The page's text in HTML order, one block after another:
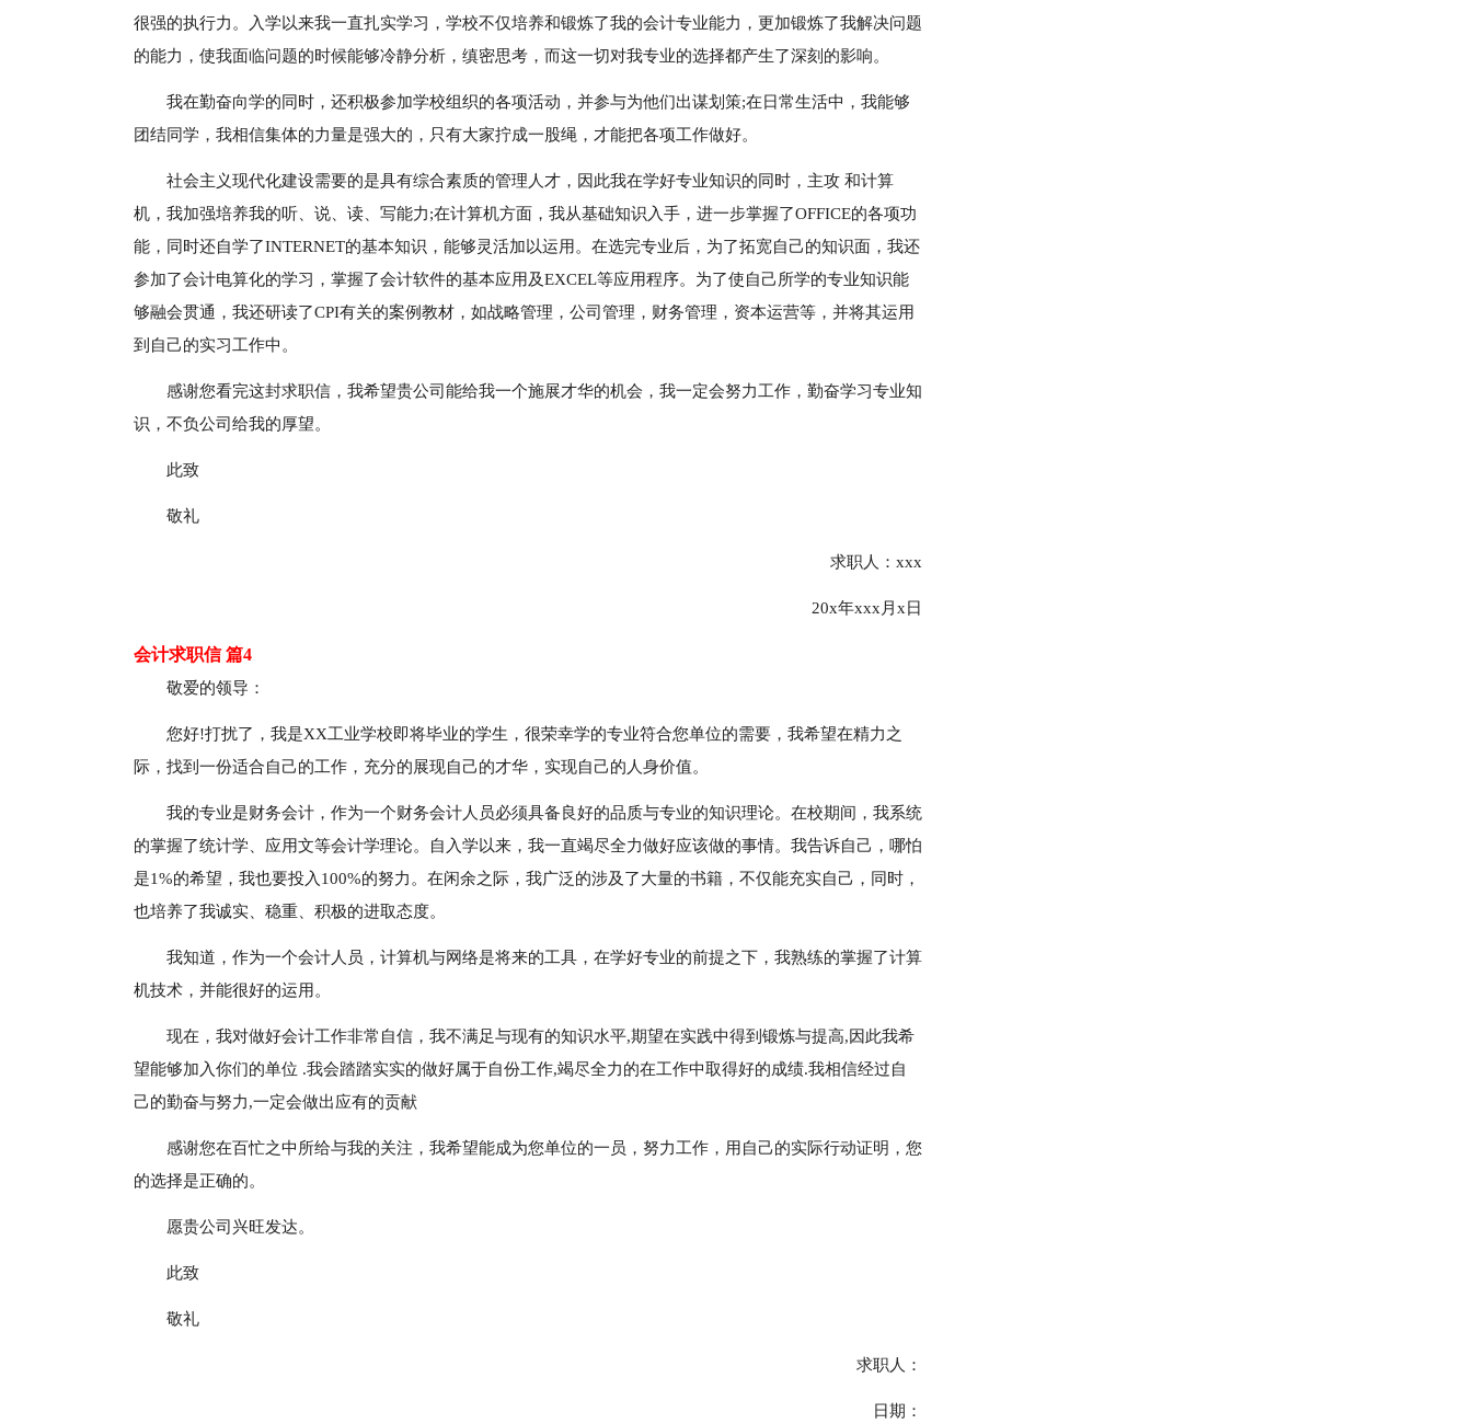
很强的执行力。入学以来我一直扎实学习，学校不仅培养和锻炼了我的会计专业能力，更加锻炼了我解决问题
的能力，使我面临问题的时候能够冷静分析，缜密思考，而这一切对我专业的选择都产生了深刻的影响。
我在勤奋向学的同时，还积极参加学校组织的各项活动，并参与为他们出谋划策;在日常生活中，我能够
团结同学，我相信集体的力量是强大的，只有大家拧成一股绳，才能把各项工作做好。
社会主义现代化建设需要的是具有综合素质的管理人才，因此我在学好专业知识的同时，主攻 和计算
机，我加强培养我的听、说、读、写能力;在计算机方面，我从基础知识入手，进一步掌握了OFFICE的各项功
能，同时还自学了INTERNET的基本知识，能够灵活加以运用。在选完专业后，为了拓宽自己的知识面，我还
参加了会计电算化的学习，掌握了会计软件的基本应用及EXCEL等应用程序。为了使自己所学的专业知识能
够融会贯通，我还研读了CPI有关的案例教材，如战略管理，公司管理，财务管理，资本运营等，并将其运用
到自己的实习工作中。
感谢您看完这封求职信，我希望贵公司能给我一个施展才华的机会，我一定会努力工作，勤奋学习专业知
识，不负公司给我的厚望。
此致
敬礼
求职人：xxx
20x年xxx月x日
会计求职信 篇4
敬爱的领导：
您好!打扰了，我是XX工业学校即将毕业的学生，很荣幸学的专业符合您单位的需要，我希望在精力之
际，找到一份适合自己的工作，充分的展现自己的才华，实现自己的人身价值。
我的专业是财务会计，作为一个财务会计人员必须具备良好的品质与专业的知识理论。在校期间，我系统
的掌握了统计学、应用文等会计学理论。自入学以来，我一直竭尽全力做好应该做的事情。我告诉自己，哪怕
是1%的希望，我也要投入100%的努力。在闲余之际，我广泛的涉及了大量的书籍，不仅能充实自己，同时，
也培养了我诚实、稳重、积极的进取态度。
我知道，作为一个会计人员，计算机与网络是将来的工具，在学好专业的前提之下，我熟练的掌握了计算
机技术，并能很好的运用。
现在，我对做好会计工作非常自信，我不满足与现有的知识水平,期望在实践中得到锻炼与提高,因此我希
望能够加入你们的单位 .我会踏踏实实的做好属于自份工作,竭尽全力的在工作中取得好的成绩.我相信经过自
己的勤奋与努力,一定会做出应有的贡献
感谢您在百忙之中所给与我的关注，我希望能成为您单位的一员，努力工作，用自己的实际行动证明，您
的选择是正确的。
愿贵公司兴旺发达。
此致
敬礼
求职人：
日期：